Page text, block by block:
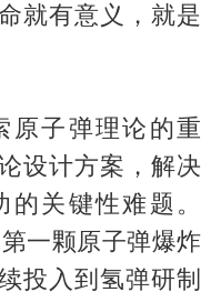
就有意义，就是
原子弹理论的重
设计方案，解决
关键性难题。
一颗原子弹爆炸
投入到氢弹研制